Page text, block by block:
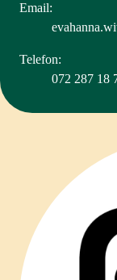
Email:
Telefon:
072 287 18